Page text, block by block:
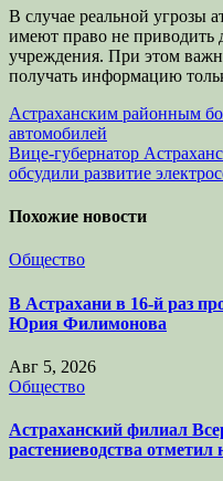
В случае реальной угрозы
имеют право не приводить
учреждения. При этом
получать информацию
Навигация
по
записям
Астраханским районным
автомобилей
Вице-губернатор
обсудили развитие
Похожие новости
Общество
В Астрахани в 16-й раз
Юрия Филимонова
Авг 5, 2026
Общество
Астраханский филиал
растениеводства отметил